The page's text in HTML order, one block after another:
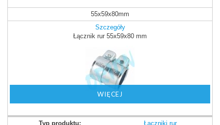
55x59x80mm
Szczegóły
Łącznik rur 55x59x80 mm
WIĘCEJ
Łączniki rur